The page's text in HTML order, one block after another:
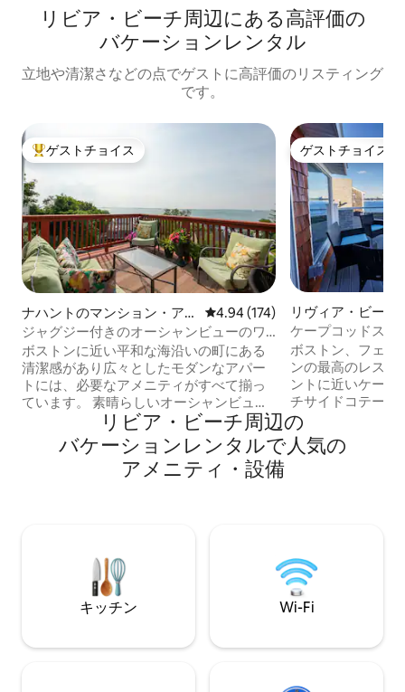
リビア・ビーチ⁠周⁠辺⁠に⁠あ⁠る高⁠評⁠価⁠の
バ⁠ケ⁠ー⁠シ⁠ョ⁠ン⁠レ⁠ン⁠タ⁠ル
立地や清潔さなどの点でゲストに高評価のリスティング
です。
大好評のゲストチョイスです。
ゲストチョイス
ナハントのマンション・アパ
ート
レビュー174件、5つ星中4.94つ
4.94 (174)
ジャグジー付きのオーシャンビューのワ
ンルームマンション、ボストンへのアク
セスあり
ボストンに近い平和な海沿いの町にある
清潔感があり広々としたモダンなアパー
トには、必要なアメニティがすべて揃っ
ています。 素晴らしいオーシャンビュ
ー、広い専用デッキ、ホットタブ、独立
した玄関、高速インターネット、花崗岩
のキッチン、快適なソファ、Breville
Barista、バーベキュー、Sealyクイーンベ
ます。リクエストに応じて共用玄関にも
つながります。 追加料金なしでジャグジ
ーをご利用いただけます。 ビーチまで徒
歩すぐです。
ゲストチョイス
ゲストチョイス
リヴィア・ビーチ
ロー
ケープコッドスタ
ニアム、ボストン
ボストン、フェン
ンの最高のレスト
ントに近いケープ
チサイドコテージ
で徒歩10分、空港
分。ピアハウス
ルームと2つの寝
を改装しました。
ィート。アーリー
チェックアウトは
リビア・ビーチ⁠周⁠辺⁠の
バ⁠ケ⁠ー⁠シ⁠ョ⁠ン⁠レ⁠ン⁠タ⁠ル⁠で人⁠気⁠の
ア⁠メ⁠ニ⁠テ⁠ィ⁠・⁠設⁠備
キッチン Wi-Fi